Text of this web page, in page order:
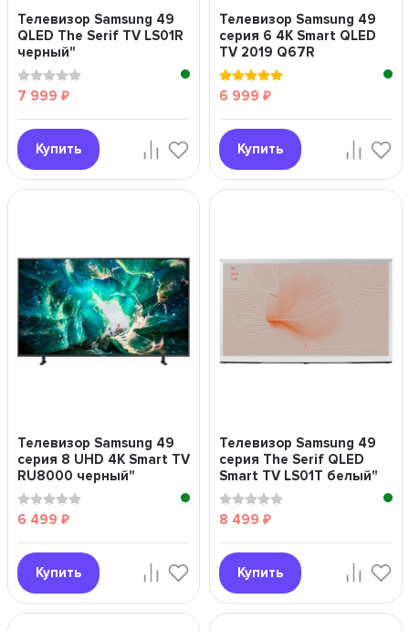
Телевизор Samsung 49
QLED The Serif TV LS01R
черный"
7 999 ₽
Купить
Телевизор Samsung 49
серия 6 4K Smart QLED
TV 2019 Q67R
серебряный"
6 999 ₽
Купить
Телевизор Samsung 49
серия 8 UHD 4K Smart TV
RU8000 черный"
6 499 ₽
Купить
Телевизор Samsung 49
серия The Serif QLED
Smart TV LS01T белый"
8 499 ₽
Купить